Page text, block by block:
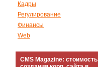
Кадры
Регулирование
Финансы
Web
CMS Magazine: стоимость